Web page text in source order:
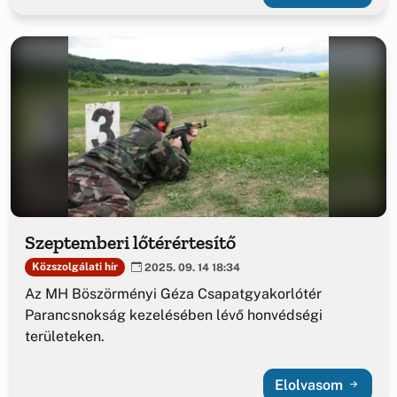
Szeptemberi lőtérértesítő
Közszolgálati hír 2025. 09. 14 18:34
Az MH Böszörményi Géza Csapatgyakorlótér
Parancsnokság kezelésében lévő honvédségi
területeken.
Elolvasom